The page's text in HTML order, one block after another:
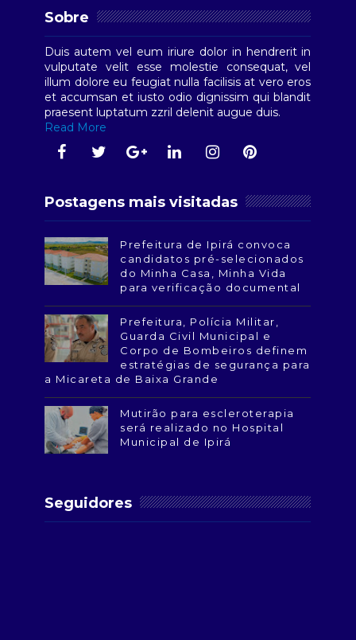
Sobre
Duis autem vel eum iriure dolor in hendrerit in
vulputate velit esse molestie consequat, vel
illum dolore eu feugiat nulla facilisis at vero eros
et accumsan et iusto odio dignissim qui blandit
praesent luptatum zzril delenit augue duis.
Read More
Postagens mais visitadas
Prefeitura de Ipirá convoca
candidatos pré-selecionados
do Minha Casa, Minha Vida
para verificação documental
Prefeitura, Polícia Militar,
Guarda Civil Municipal e
Corpo de Bombeiros definem
estratégias de segurança para
a Micareta de Baixa Grande
Mutirão para escleroterapia
será realizado no Hospital
Municipal de Ipirá
Seguidores